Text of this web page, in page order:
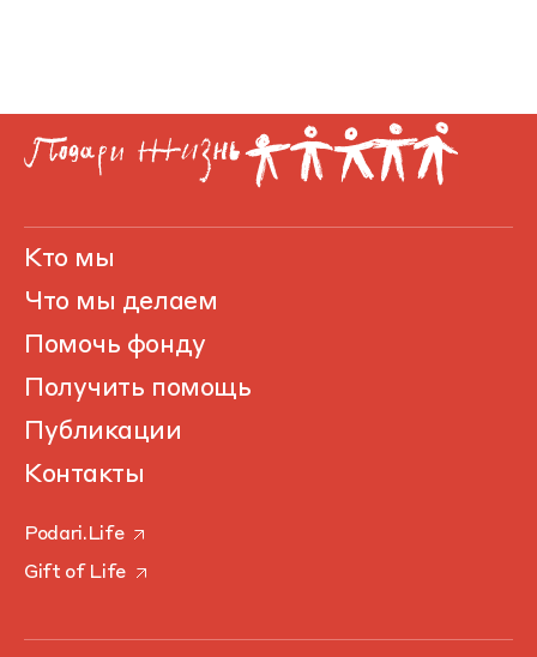
Кто мы
Что мы делаем
Помочь фонду
Получить помощь
Публикации
Контакты
Podari.Life
Gift of Life